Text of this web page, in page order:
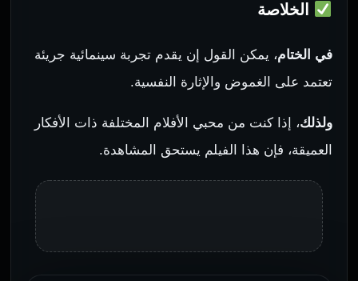
الخلاصة
في الختام، يمكن القول إن يقدم تجربة سينمائية جريئة
تعتمد على الغموض والإثارة النفسية.
ولذلك، إذا كنت من محبي الأفلام المختلفة ذات الأفكار
العميقة، فإن هذا
الفيلم يستحق المشاهدة.